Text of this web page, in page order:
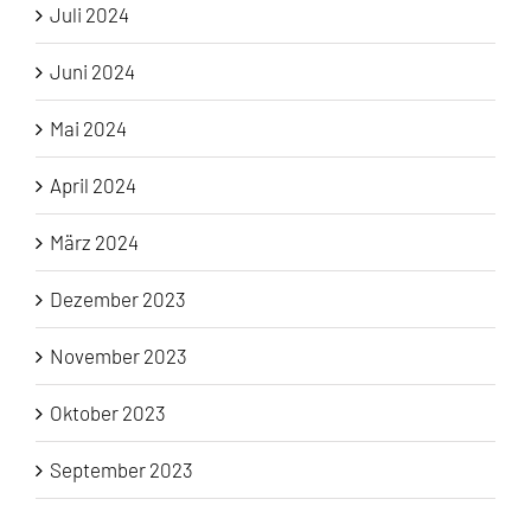
Juli 2024
Juni 2024
Mai 2024
April 2024
März 2024
Dezember 2023
November 2023
Oktober 2023
September 2023